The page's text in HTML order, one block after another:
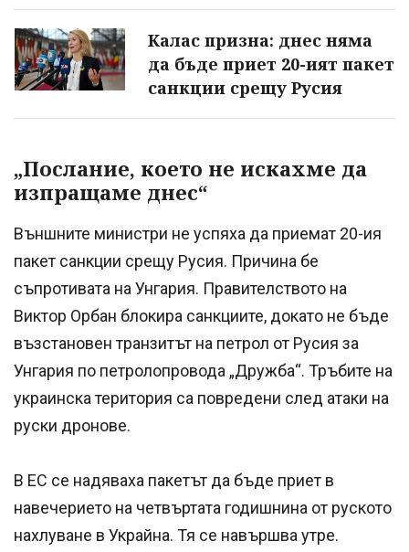
Калас призна: днес няма
да бъде приет 20-ият пакет
санкции срещу Русия
„Послание, което не искахме да
изпращаме днес“
Външните министри не успяха да приемат 20-ия
пакет санкции срещу Русия. Причина бе
съпротивата на Унгария. Правителството на
Виктор Орбан блокира санкциите, докато не бъде
възстановен транзитът на петрол от Русия за
Унгария по петролопровода „Дружба“. Тръбите на
украинска територия са повредени след атаки на
руски дронове.
В ЕС се надяваха пакетът да бъде приет в
навечерието на четвъртата годишнина от руското
нахлуване в Украйна. Тя се навършва утре.